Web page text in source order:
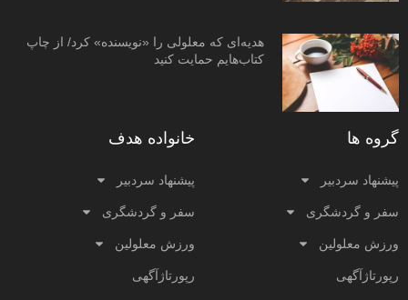
هدیه‌ای که معلولی را «نویسنده» کرد/ از چاپ
کتاب‌هایم حمایت کنید
گروه ها
پیشنهاد سردبیر
سفر و گردشگری
ورزش معلولین
رپورتاژآگهی
خانواده هدف
پیشنهاد سردبیر
سفر و گردشگری
ورزش معلولین
رپورتاژآگهی